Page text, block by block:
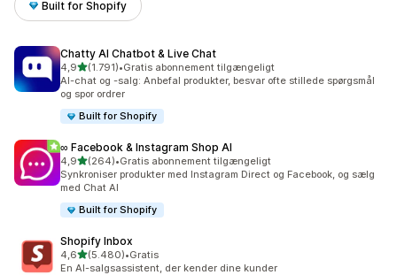
Built for Shopify
Chatty AI Chatbot & Live Chat
4,9ud af 5 stjerner
(1.791)
1791 anmeldelser i alt
•Gratis abonnement tilgængeligt
AI-chat og -salg: Anbefal produkter, besvar ofte stillede spørgsmål
og spor ordrer
Built for Shopify
∞ Facebook & Instagram Shop AI
4,9ud af 5 stjerner
(264)
264 anmeldelser i alt
•Gratis abonnement tilgængeligt
Synkroniser produkter med Instagram Direct og Facebook, og sælg
med Chat AI
Built for Shopify
Shopify Inbox
4,6ud af 5 stjerner
(5.480)
5480 anmeldelser i alt
•Gratis
En AI-salgsassistent, der kender dine kunder